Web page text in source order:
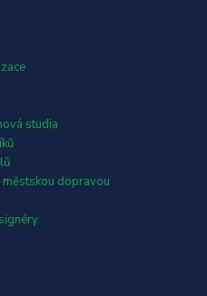
studia
dopravou